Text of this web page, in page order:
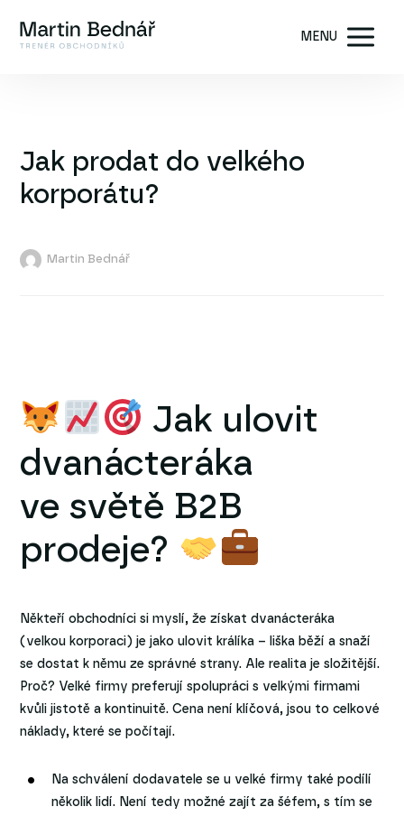
MENU
Jak prodat do velkého
korporátu?
Martin Bednář
Jak ulovit
dvanácteráka
ve světě B2B
prodeje?
Někteří obchodníci si myslí, že získat dvanácteráka
(velkou korporaci) je jako ulovit králíka – liška běží a snaží
se dostat k němu ze správné strany. Ale realita je složitější.
Proč? Velké firmy preferují spolupráci s velkými firmami
kvůli jistotě a kontinuitě. Cena není klíčová, jsou to celkové
náklady, které se počítají.
Na schválení dodavatele se u velké firmy také podílí
několik lidí. Není tedy možné zajít za šéfem, s tím se